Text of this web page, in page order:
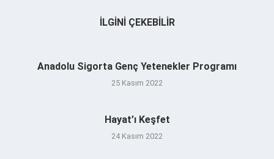
İLGINI ÇEKEBILIR
Anadolu Sigorta Genç Yetenekler Programı
25 Kasım 2022
Hayat’ı Keşfet
24 Kasım 2022